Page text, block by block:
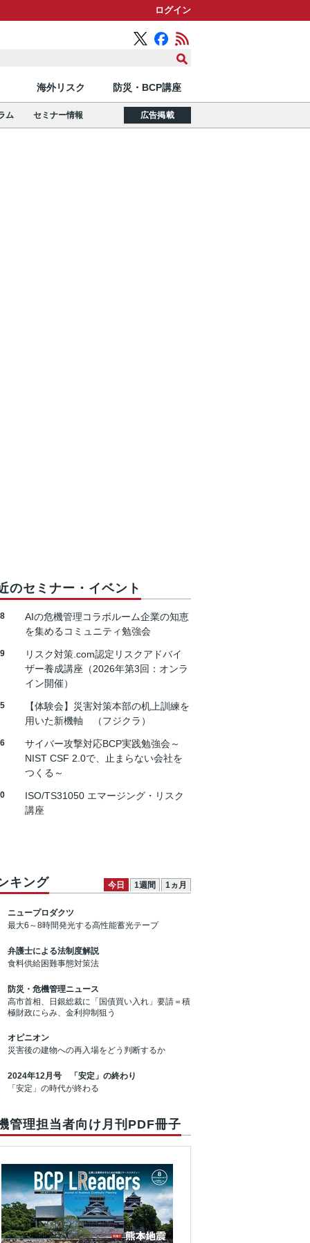
ログイン
海外リスク 防災・BCP講座
ム セミナー情報 広告掲載
のセミナー・イベント
AIの危機管理コラボルーム企業の知恵
を集めるコミュニティ勉強会
リスク対策.com認定リスクアドバイ
ザー養成講座（2026年第3回：オンラ
イン開催）
【体験会】災害対策本部の机上訓練を
用いた新機軸 （フジクラ）
サイバー攻撃対応BCP実践勉強会～
NIST CSF 2.0で、止まらない会社を
つくる～
ISO/TS31050 エマージング・リスク
講座
キング 今日 1週間 1ヵ月
ニュープロダクツ
最大6～8時間発光する高性能蓄光テープ
弁護士による法制度解説
食料供給困難事態対策法
防災・危機管理ニュース
高市首相、日銀総裁に「国債買い入れ」要請＝積
極財政にらみ、金利抑制狙う
オピニオン
災害後の建物への再入場をどう判断するか
2024年12月号 「安定」の終わり
「安定」の時代が終わる
管理担当者向け月刊PDF冊子